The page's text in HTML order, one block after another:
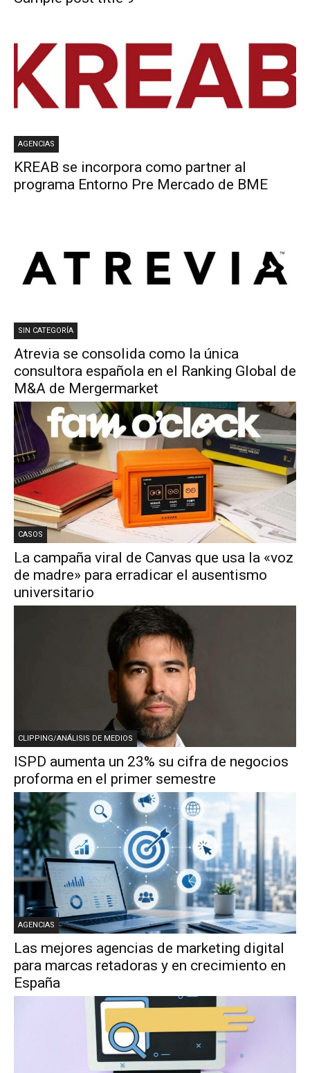
AGENCIAS
KREAB se incorpora como partner al
programa Entorno Pre Mercado de BME
SIN CATEGORÍA
Atrevia se consolida como la única
consultora española en el Ranking Global de
M&A de Mergermarket
CASOS
La campaña viral de Canvas que usa la «voz
de madre» para erradicar el ausentismo
universitario
CLIPPING/ANÁLISIS DE MEDIOS
ISPD aumenta un 23% su cifra de negocios
proforma en el primer semestre
AGENCIAS
Las mejores agencias de marketing digital
para marcas retadoras y en crecimiento en
España